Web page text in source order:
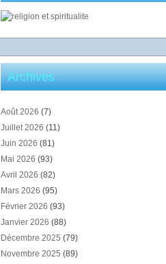
Archives
Août 2026 (7)
Juillet 2026 (11)
Juin 2026 (81)
Mai 2026 (93)
Avril 2026 (82)
Mars 2026 (95)
Février 2026 (93)
Janvier 2026 (88)
Décembre 2025 (79)
Novembre 2025 (89)